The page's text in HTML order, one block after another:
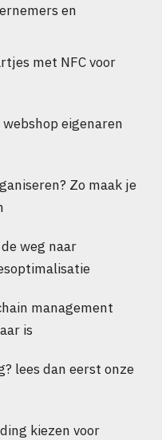
en
met NFC voor
eigenaren
Zo maak je
weg naar
management
is
lees dan eerst onze
kiezen voor